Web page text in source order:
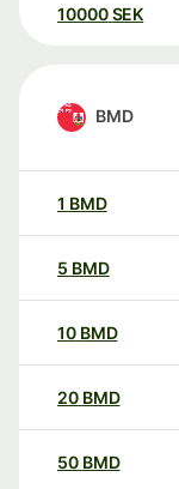
10000 SEK
BMD
1 BMD
5 BMD
10 BMD
20 BMD
50 BMD